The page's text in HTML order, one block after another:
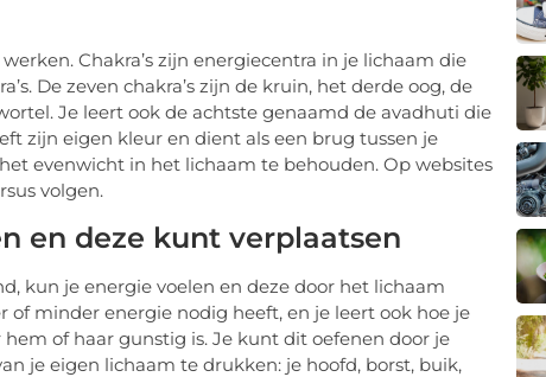
Chakra’s zijn energiecentra in je lichaam die
De zeven chakra’s zijn de kruin, het derde oog, de
Je leert ook de achtste genaamd de avadhuti die
zijn eigen kleur en dient als een brug tussen je
evenwicht in het lichaam te behouden. Op websites
volgen.
en deze kunt verplaatsen
kun je energie voelen en deze door het lichaam
minder energie nodig heeft, en je leert ook hoe je
of haar gunstig is. Je kunt dit oefenen door je
je eigen lichaam te drukken: je hoofd, borst, buik,